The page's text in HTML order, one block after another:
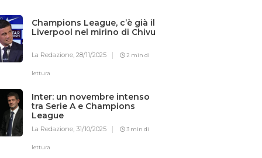
Champions League, c’è già il
Liverpool nel mirino di Chivu
La Redazione, 28/11/2025 2 min di
lettura
Inter: un novembre intenso
tra Serie A e Champions
League
La Redazione, 31/10/2025 3 min di
lettura